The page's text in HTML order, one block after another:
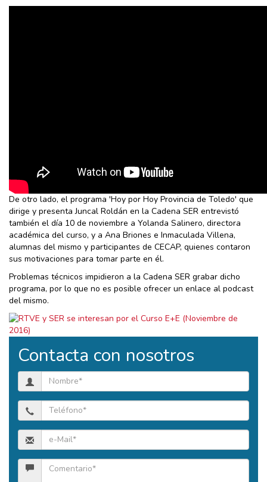
De otro lado, el programa 'Hoy por Hoy Provincia de Toledo' que
dirige y presenta Juncal Roldán en la Cadena SER entrevistó
también el día 10 de noviembre a Yolanda Salinero, directora
académica del curso, y a Ana Briones e Inmaculada Villena,
alumnas del mismo y participantes de CECAP, quienes contaron
sus motivaciones para tomar parte en él.
Problemas técnicos impidieron a la Cadena SER grabar dicho
programa, por lo que no es posible ofrecer un enlace al podcast
del mismo.
Contacta con nosotros